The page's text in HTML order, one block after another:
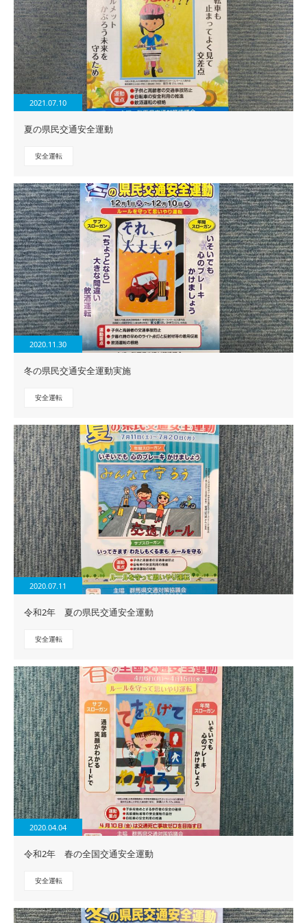
2021.07.10
夏の県民交通安全運動
安全運転
2020.11.30
冬の県民交通安全運動実施
安全運転
2020.07.11
令和2年 夏の県民交通安全運動
安全運転
2020.04.04
令和2年 春の全国交通安全運動
安全運転